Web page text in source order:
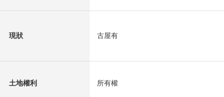
現狀 古屋有
土地權利 所有權